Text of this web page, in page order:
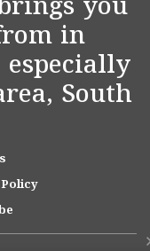
you
in
especially
South